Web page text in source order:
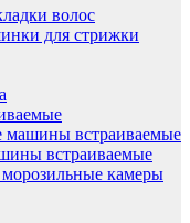
волос
для стрижки
машины встраиваемые
встраиваемые
камеры